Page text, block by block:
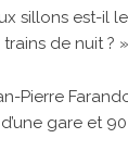
sillons est-il
de nuit ? »
Pierre
gare et